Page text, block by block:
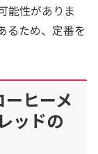
能性がありま
るため、定番を
ヒーメ
ッドの